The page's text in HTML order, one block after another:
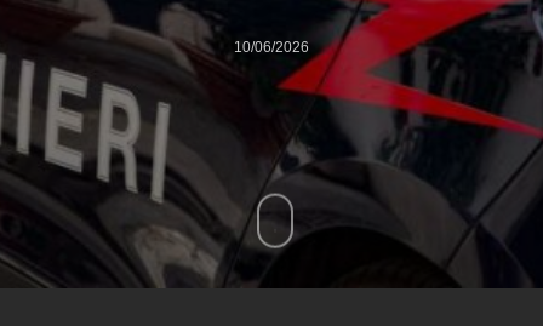
10/06/2026